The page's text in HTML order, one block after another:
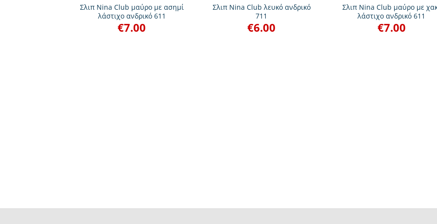
Σλιπ Nina Club μαύρο με ασημί
λάστιχο ανδρικό 611
€7.00
Σλιπ Nina Club λευκό ανδρικό
711
€6.00
Σλιπ Nina Club μαύρο με
λάστιχο ανδρικό 611
€7.00